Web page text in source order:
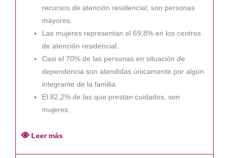
recursos de atención residencial, son personas
mayores.
Las mujeres representan el 69,8% en los centros
de atención residencial.
Casi el 70% de las personas en situación de
dependencia son atendidas únicamente por algún
integrante de la familia.
El 82,2% de las que prestan cuidados, son
mujeres.
Leer más